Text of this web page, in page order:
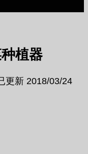
植器
更新 2018/03/24